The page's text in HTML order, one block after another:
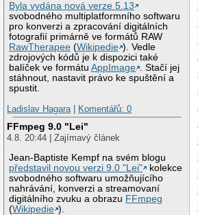
Byla vydána nová verze 5.13
svobodného multiplatformního softwaru
pro konverzi a zpracování digitálních
fotografií primárně ve formátů RAW
RawTherapee (Wikipedie ). Vedle
zdrojových kódů je k dispozici také
balíček ve formátuAppImage . Stačí jej
stáhnout, nastavit právo ke spuštění a
spustit.
Ladislav Hagara
Komentářů: 0
FFmpeg 9.0 "Lei"
4.8. 20:44 | Zajímavý článek
Jean-Baptiste Kempf na svém blogu
představil novou verzi 9.0 "Lei"
kolekce
svobodného softwaru umožňujícího
nahrávání, konverzi a streamovaní
digitálního zvuku a obrazu FFmpeg
(Wikipedie ).